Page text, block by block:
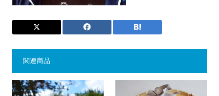
関連商品